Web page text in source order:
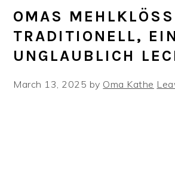
OMAS MEHLKLÖSSE
RADITIONELL,
NGLAUBLICH
March 13, 2025 by Oma Kathe